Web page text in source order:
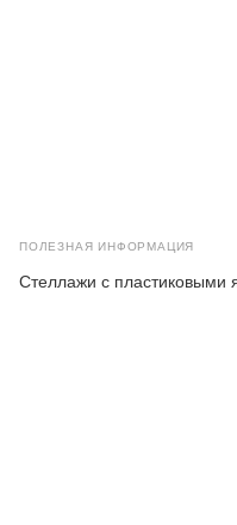
ПОЛЕЗНАЯ ИНФОРМАЦИЯ
Стеллажи с пластиковыми